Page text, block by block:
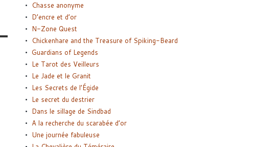
Chasse anonyme
D’encre et d’or
N-Zone Quest
Chickenhare and the Treasure of Spiking-Beard
Guardians of Legends
Le Tarot des Veilleurs
Le Jade et le Granit
Les Secrets de l’Égide
Le secret du destrier
Dans le sillage de Sindbad
A la recherche du scarabée d’or
Une journée fabuleuse